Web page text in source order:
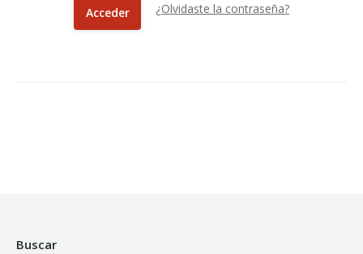
¿Olvidaste la contraseña?
Buscar